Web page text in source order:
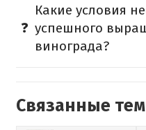
Какие условия
успешного
винограда?
Связанные